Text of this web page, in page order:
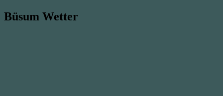
Büsum Wetter